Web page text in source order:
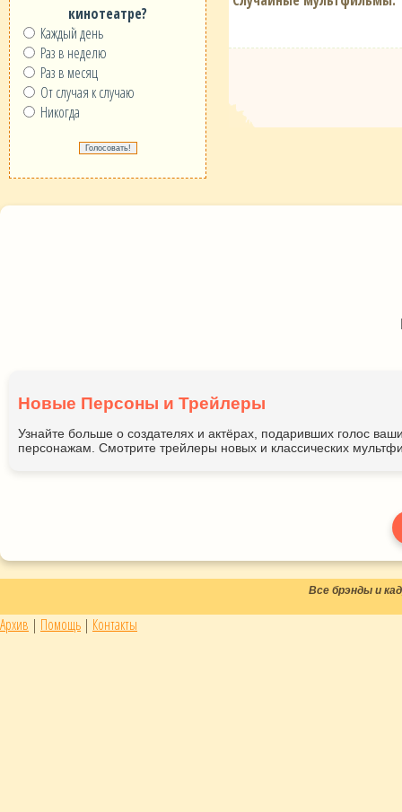
кинотеатре?
Каждый день
Раз в неделю
Раз в месяц
От случая к случаю
Никогда
Новые Персоны и Трейлеры
Узнайте больше о создателях и актёрах, подаривших голос
персонажам. Смотрите трейлеры новых и классических
Все брэнды и
Архив | Помощь | Контакты